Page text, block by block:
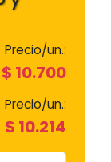
Precio/un.:
$ 10.700
Precio/un.:
$ 10.214